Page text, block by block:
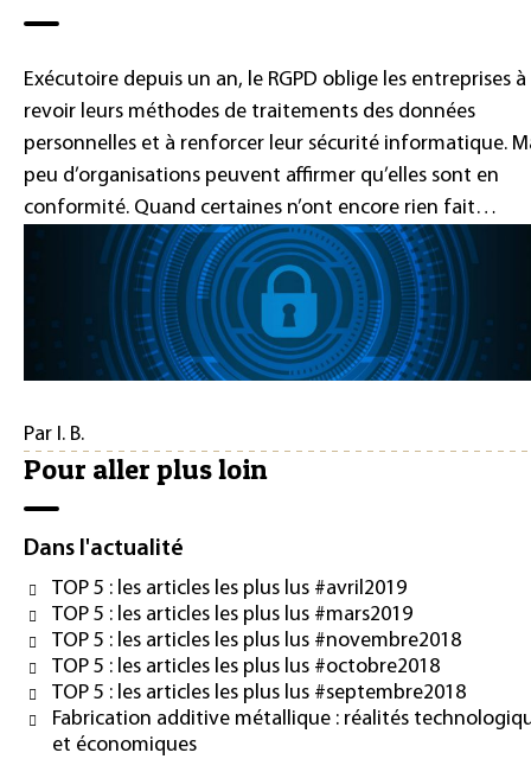
Exécutoire depuis un an, le RGPD oblige les entreprises à
revoir leurs méthodes de traitements des données
personnelles et à renforcer leur sécurité informatique.
peu d’organisations peuvent affirmer qu’elles sont en
conformité. Quand certaines n’ont encore rien fait…
Par I. B.
Pour aller plus loin
Dans l'actualité
TOP 5 : les articles les plus lus #avril2019
TOP 5 : les articles les plus lus #mars2019
TOP 5 : les articles les plus lus #novembre2018
TOP 5 : les articles les plus lus #octobre2018
TOP 5 : les articles les plus lus #septembre2018
Fabrication additive métallique : réalités
et économiques